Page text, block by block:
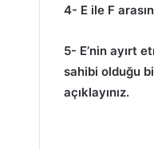
4- E ile F
5- E’nin ayırt
sahibi olduğu
açıklayınız.